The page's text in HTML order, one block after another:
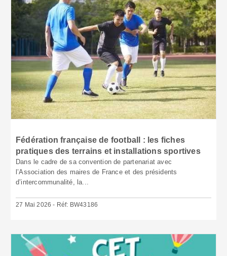
Fédération française de football : les fiches
pratiques des terrains et installations sportives
Dans le cadre de sa convention de partenariat avec
l’Association des maires de France et des présidents
d’intercommunalité, la...
27 Mai 2026 - Réf: BW43186